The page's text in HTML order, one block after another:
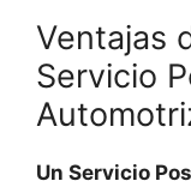
Ventajas
Servicio
Un Servicio